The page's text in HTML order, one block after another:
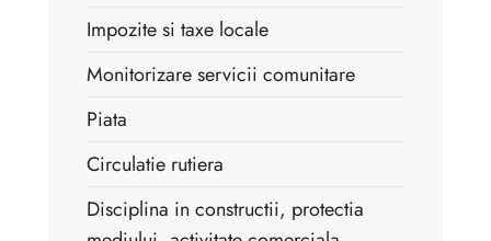
Impozite si taxe locale
Monitorizare servicii comunitare
Piata
Circulatie rutiera
Disciplina in constructii, protectia